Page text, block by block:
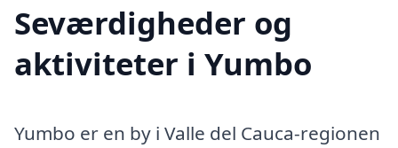
Seværdigheder og
aktiviteter i Yumbo
Yumbo er en by i Valle del Cauca-regionen